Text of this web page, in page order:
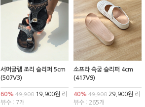
서머글램 조리 슬리퍼 5cm
(507V3)
60% 49,90019,900원 리
뷰수 : 7개
소프라 속굽 슬리퍼 4cm
(417V9)
40% 49,90029,900원 리
뷰수 : 265개